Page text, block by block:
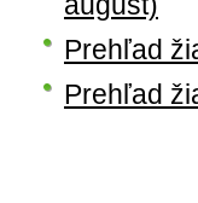
Prehľad
Prehľad